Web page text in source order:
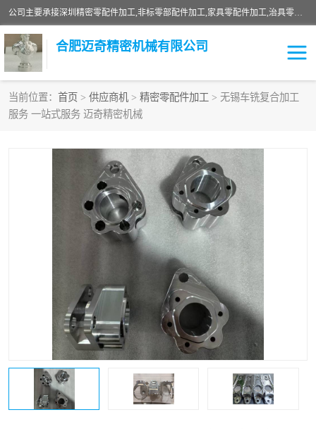
公司主要承接深圳精密零配件加工,非标零部配件加工,家具零配件加工,治具零配件加工,安徽精密零配件加工等各种各种精密机械加工，欢迎来来电咨询！
合肥迈奇精密机械有限公司
当前位置： 首页 > 供应商机 > 精密零配件加工 > 无锡车铣复合加工
服务 一站式服务 迈奇精密机械
铣床加工
机器人零件加工 绝缘材料加工
家具零配件加工 数控精密机加工
机床零件加工
数控机床加工